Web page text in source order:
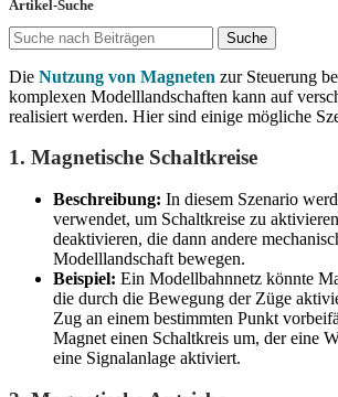
Artikel-Suche
Suche
Die Nutzung von Magneten zur Steuerung
komplexen Modelllandschaften kann auf
realisiert werden. Hier sind einige mögliche
1. Magnetische Schaltkreise
Beschreibung: In diesem Szenario
verwendet, um Schaltkreise zu
deaktivieren, die dann andere
Modelllandschaft bewegen.
Beispiel: Ein Modellbahnnetz könnte
die durch die Bewegung der Züge
Zug an einem bestimmten Punkt
Magnet einen Schaltkreis um, der eine
eine Signalanlage aktiviert.